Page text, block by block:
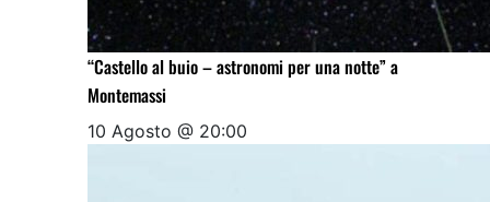
“Castello al buio – astronomi per una notte” a
Montemassi
10 Agosto @ 20:00